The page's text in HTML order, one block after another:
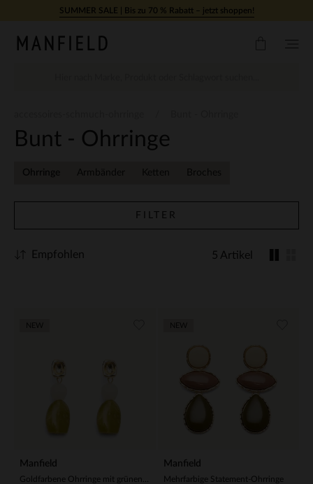
Zum Inhalt springenSUMMER SALE | Bis zu 70 % Rabatt – jetzt shoppen!
Bunt - Ohrringe
Ohrringe Armbänder Ketten Broches
FILTER
5 Artikel
Empfohlen
Manfield Manfield
Mehrfarbige Statement-Ohrringe